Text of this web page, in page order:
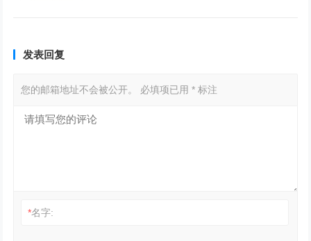
发表回复
您的邮箱地址不会被公开。 必填项已用* 标注
*名字: